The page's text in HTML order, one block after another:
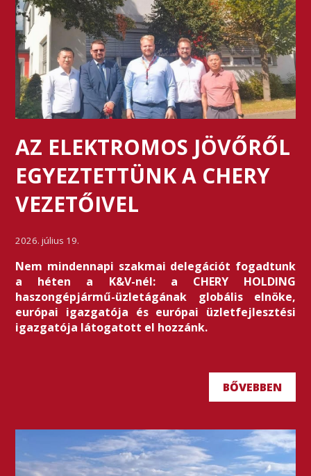
AZ ELEKTROMOS JÖVŐRŐL
EGYEZTETTÜNK A CHERY
VEZETŐIVEL
2026. július 19.
Nem mindennapi szakmai delegációt fogadtunk
a héten a K&V-nél: a CHERY HOLDING
haszongépjármű-üzletágának globális elnöke,
európai igazgatója és európai üzletfejlesztési
igazgatója látogatott el hozzánk.
BŐVEBBEN